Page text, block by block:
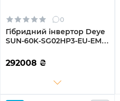
0
Гібридний інвертор Deye
SUN-60K-SG02HP3-EU-EM6
Wi-Fi 220/380V Трифазний
292008 ₴